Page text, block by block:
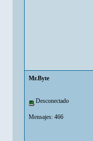
Mr.Byte
Desconectado
Mensajes: 466